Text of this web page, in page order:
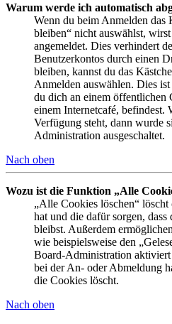
Warum werde ich automatisch
Wenn du beim Anmelden das
bleiben“ nicht auswählst,
angemeldet. Dies verhindert
Benutzerkontos durch einen
bleiben, kannst du das
Anmelden auswählen. Dies
du dich an einem öffentlichen
einem Internetcafé, befindest.
Verfügung steht, dann wurde
Administration ausgeschaltet.
Nach oben
Wozu ist die Funktion „Alle
„Alle Cookies löschen“
hat und die dafür sorgen,
bleibst. Außerdem
wie beispielsweise den
Board-Administration
bei der An- oder Abmeldung
die Cookies löscht.
Nach oben